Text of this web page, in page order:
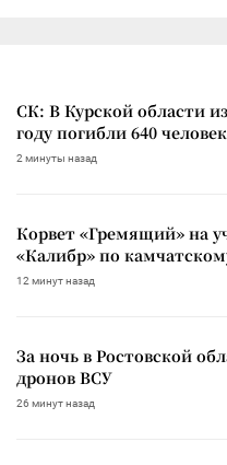
СК: В Курской области
году погибли 640 человек
2 минуты назад
Корвет «Гремящий» на
«Калибр» по
12 минут назад
За ночь в Ростовской
дронов ВСУ
26 минут назад